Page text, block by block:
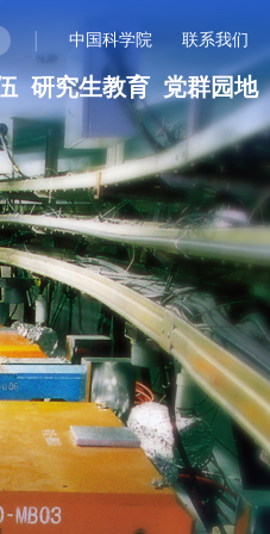
| 中国科学院 联系我们
研究生教育 党群园地